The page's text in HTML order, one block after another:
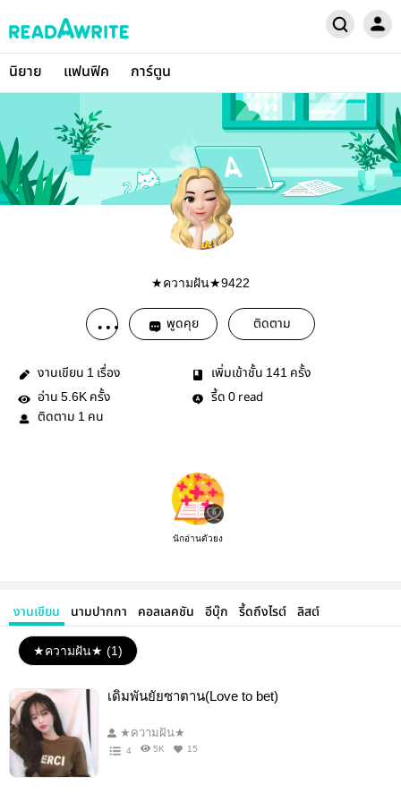
นิยาย แฟนฟิค การ์ตูน
★ความฝัน★9422
พูดคุย ติดตาม
งานเขียน 1 เรื่อง เพิ่มเข้าชั้น 141 ครั้ง
อ่าน 5.6K ครั้ง รี้ด 0 read
ติดตาม 1 คน
นักอ่านตัวยง
งานเขียน นามปากกา คอลเลคชัน อีบุ๊ก รี้ดถึงไรต์ ลิสต์
★ความฝัน★ (1)
เดิมพันยัยซาตาน(Love to bet)
★ความฝัน★
4 5K 15